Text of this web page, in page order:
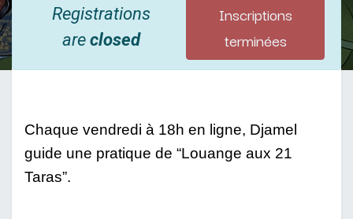
Registrations
areclosed
Inscriptions
terminées
Chaque vendredi à 18h en ligne, Djamel
guide une pratique de “Louange aux 21
Taras”.